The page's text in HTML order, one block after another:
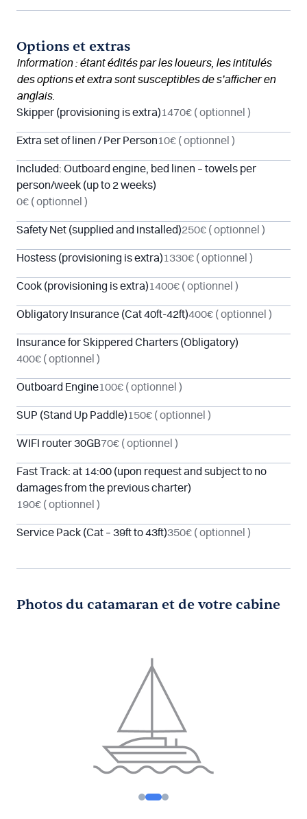
Options et extras
Information : étant édités par les loueurs, les intitulés
des options et extra sont susceptibles de s’afficher en
anglais.
Skipper (provisioning is extra)1470€ ( optionnel )
Extra set of linen / Per Person10€ ( optionnel )
Included: Outboard engine, bed linen – towels per
person/week (up to 2 weeks)
0€ ( optionnel )
Safety Net (supplied and installed)250€ ( optionnel )
Hostess (provisioning is extra)1330€ ( optionnel )
Cook (provisioning is extra)1400€ ( optionnel )
Obligatory Insurance (Cat 40ft-42ft)400€ ( optionnel )
Insurance for Skippered Charters (Obligatory)
400€ ( optionnel )
Outboard Engine100€ ( optionnel )
SUP (Stand Up Paddle)150€ ( optionnel )
WIFI router 30GB70€ ( optionnel )
Fast Track: at 14:00 (upon request and subject to no
damages from the previous charter)
190€ ( optionnel )
Service Pack (Cat – 39ft to 43ft)350€ ( optionnel )
Photos du catamaran et de votre cabine